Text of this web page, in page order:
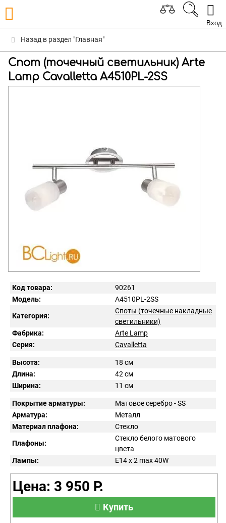
Вход
Назад в раздел "Главная"
Спот (точечный светильник) Arte
Lamp Cavalletta A4510PL-2SS
Код товара:
90261
Модель:
A4510PL-2SS
Категория:
Споты (точечные накладные
светильники)
Фабрика:
Arte Lamp
Серия:
Cavalletta
Высота:
18 см
Длина:
42 см
Ширина:
11 см
Покрытие арматуры:
Матовое серебро - SS
Арматура:
Металл
Материал плафона:
Стекло
Плафоны:
Стекло белого матового
цвета
Лампы:
E14 x 2 max 40W
Цена: 3 950 Р.
Купить